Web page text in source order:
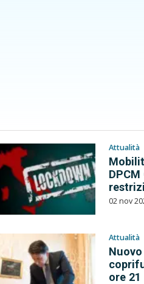
Attualità
02 nov
Attualità
Nuovo
ore 21